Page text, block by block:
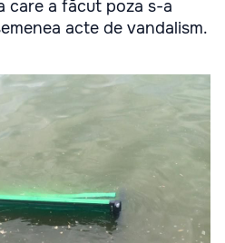
care a făcut poza s-a
acte de vandalism.